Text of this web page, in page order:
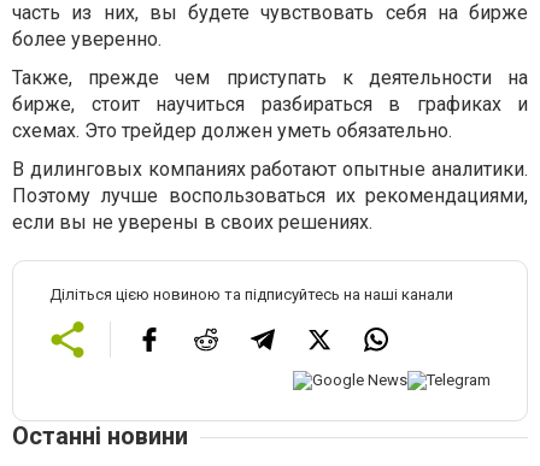
часть из них, вы будете чувствовать себя на бирже
более уверенно.
Также, прежде чем приступать к деятельности на
бирже, стоит научиться разбираться в графиках и
схемах. Это трейдер должен уметь обязательно.
В дилинговых компаниях работают опытные аналитики.
Поэтому лучше воспользоваться их рекомендациями,
если вы не уверены в своих решениях.
Діліться цією новиною та підписуйтесь на наші канали
Останні новини